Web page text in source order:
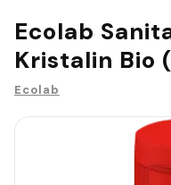
Ecolab
Kristalin Bio
Ecolab